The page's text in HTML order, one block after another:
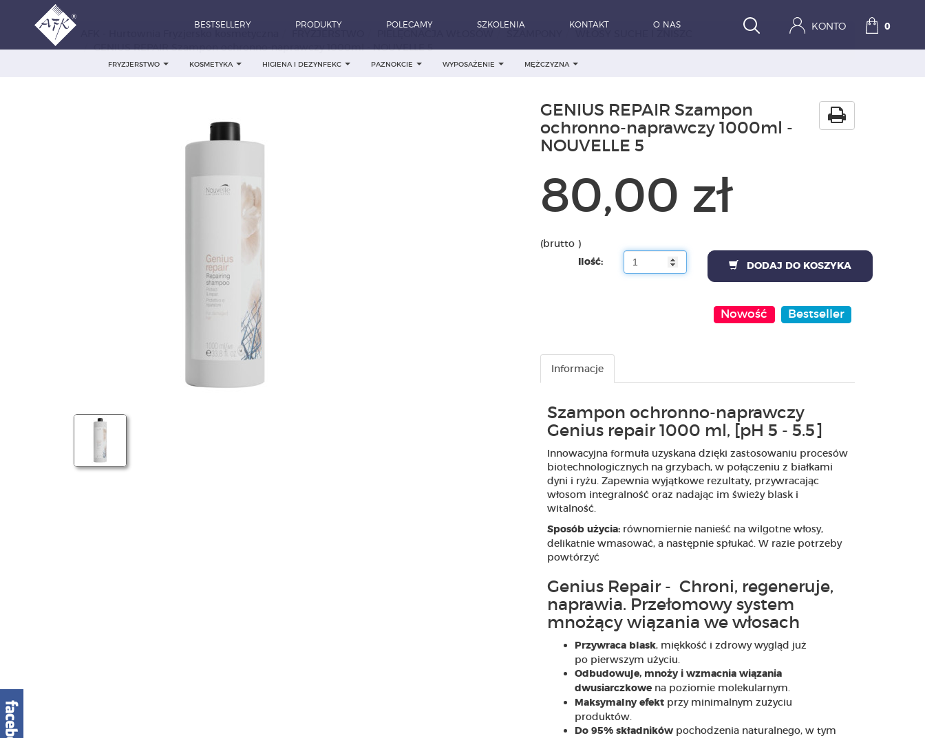
BESTSELLERY PRODUKTY POLECAMY SZKOLENIA KONTAKT O NAS KONTO 0
FRYZJERSTWO KOSMETYKA HIGIENA I DEZYNFEKC PAZNOKCIE WYPOSAŻENIE MĘŻCZYZNA
GENIUS REPAIR Szampon ochronno-naprawczy 1000ml - NOUVELLE 5
GENIUS REPAIR Szampon
ochronno-naprawczy 1000ml -
NOUVELLE 5
80,00 zł
(brutto )
Ilość: DODAJ DO KOSZYKA
Nowość Bestseller
Informacje
Szampon ochronno-naprawczy
Genius repair 1000 ml, [pH 5 - 5.5]
Innowacyjna formuła uzyskana dzięki zastosowaniu procesów
biotechnologicznych na grzybach, w połączeniu z białkami
dyni i ryżu. Zapewnia wyjątkowe rezultaty, przywracając
włosom integralność oraz nadając im świeży blask i
witalność.
Sposób użycia:równomiernie nanieść na wilgotne włosy,
delikatnie wmasować, a następnie spłukać. W razie potrzeby
powtórzyć
Genius Repair - Chroni, regeneruje,
naprawia. Przełomowy system
mnożący wiązania we włosach
Przywraca blask, miękkość i zdrowy wygląd już
po pierwszym użyciu.
Odbudowuje, mnoży i wzmacnia wiązania
dwusiarczkowena poziomie molekularnym.
Maksymalny efekt przy minimalnym zużyciu
produktów.
Do 95% składnikówpochodzenia naturalnego, w tym